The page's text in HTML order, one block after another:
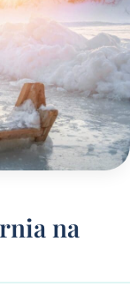
na